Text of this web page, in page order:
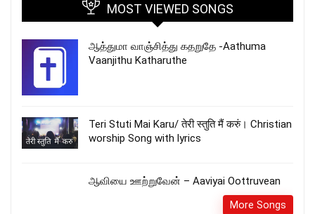
MOST VIEWED SONGS
ஆத்துமா வாஞ்சித்து கதறுதே -Aathuma
Vaanjithu Katharuthe
Teri Stuti Mai Karu/ तेरी स्तुति मैं करुं। Christian
worship Song with lyrics
ஆவியை ஊற்றுவேன் – Aaviyai Oottruvean
More Songs